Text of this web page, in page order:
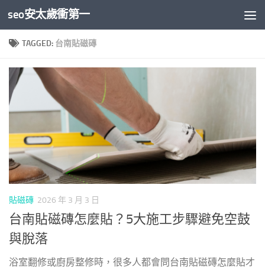
Skip to content
seo安太歲衝第一
TAGGED: 台南貼磁磚
貼磁磚 2026 年 3 月 3 日
台南貼磁磚怎麼貼？5大施工步驟避免空鼓
與脫落
浴室翻修或廚房整修時，很多人都會問台南貼磁磚怎麼貼才